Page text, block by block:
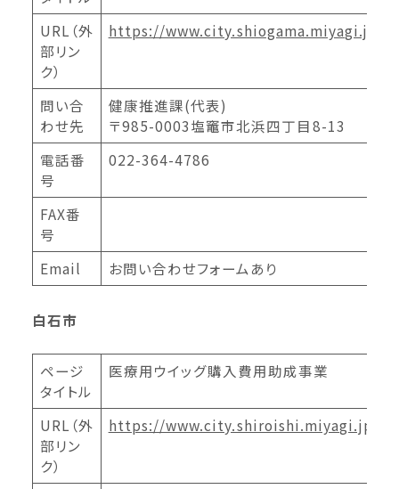
URL（外
部リン
ク）
https://www.city.shiogama.miyagi.jp/
問い合
わせ先
健康推進課(代表)
〒985-0003塩竈市北浜四丁目8-13
電話番
号
022-364-4786
FAX番
号
Email
お問い合わせフォームあり
白石市
ページ
タイトル
医療用ウイッグ購入費用助成事業
URL（外
部リン
ク）
https://www.city.shiroishi.miyagi.jp/